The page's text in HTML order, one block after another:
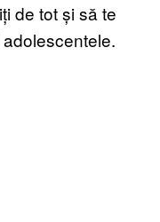
de tot și să te